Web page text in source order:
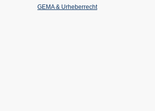
Tab)
GEMA & Urheberrecht